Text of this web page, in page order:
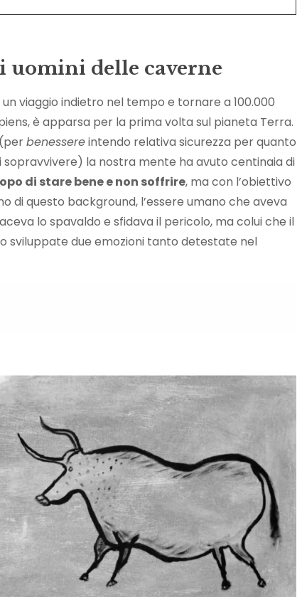
uomini delle caverne
viaggio indietro nel tempo e tornare a 100.000
è apparsa per la prima volta sul pianeta Terra.
(perbenessereintendo relativa sicurezza per quanto
la nostra mente ha avuto centinaia di
di stare bene e non soffrire, ma con l’obiettivo
di questo background, l’essere umano che aveva
lo spavaldo e sfidava il pericolo, ma colui che il
sviluppate due emozioni tanto detestate nel